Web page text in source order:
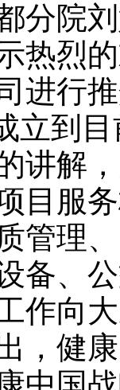
分院
热烈
进行
立到
讲解
目服
管理
备、
作向
，健